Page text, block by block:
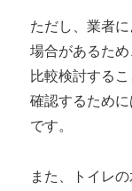
ただし、業者
場合があるため
比較検討する
確認するため
です。
また、トイレ